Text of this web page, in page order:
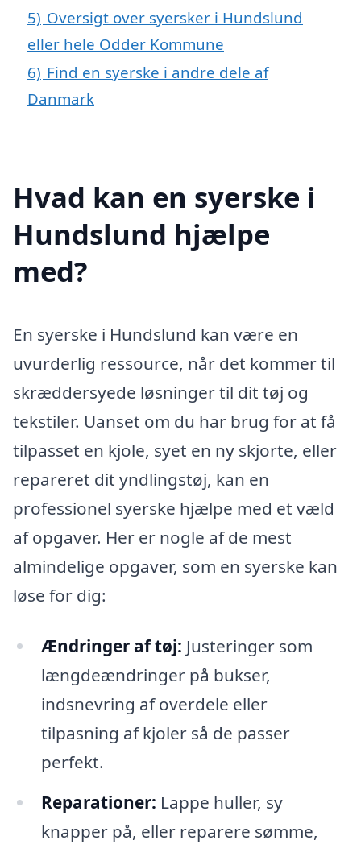
5) Oversigt over syersker i Hundslund
eller hele Odder Kommune
6) Find en syerske i andre dele af
Danmark
Hvad kan en syerske i
Hundslund hjælpe
med?
En syerske i Hundslund kan være en
uvurderlig ressource, når det kommer til
skræddersyede løsninger til dit tøj og
tekstiler. Uanset om du har brug for at få
tilpasset en kjole, syet en ny skjorte, eller
repareret dit yndlingstøj, kan en
professionel syerske hjælpe med et væld
af opgaver. Her er nogle af de mest
almindelige opgaver, som en syerske kan
løse for dig:
Ændringer af tøj: Justeringer som
længdeændringer på bukser,
indsnevring af overdele eller
tilpasning af kjoler så de passer
perfekt.
Reparationer: Lappe huller, sy
knapper på, eller reparere sømme,